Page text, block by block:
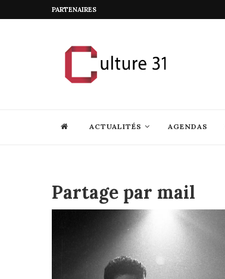
PARTENAIRES
ACTUALITÉS AGENDAS
Partage par mail